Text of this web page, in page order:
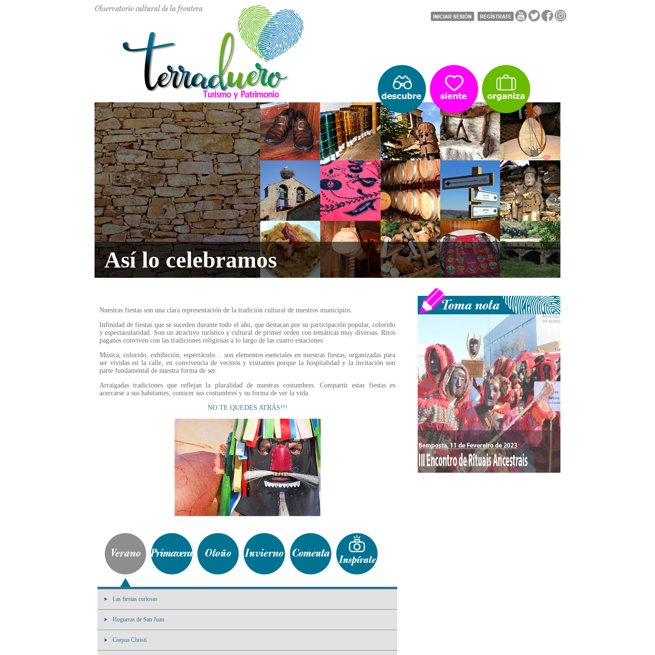
Así lo celebramos
Nuestras fiestas son una clara representación de la tradición cultural de nuestros municipios.
Infinidad de fiestas que se suceden durante todo el año, que destacan por su participación popular, colorido
y espectacularidad. Son un atractivo turístico y cultural de primer orden con temáticas muy diversas. Ritos
paganos conviven con las tradiciones religiosas a lo largo de las cuatro estaciones.
Música, colorido, exhibición, espectáculo… son elementos esenciales en nuestras fiestas, organizadas para
ser vividas en la calle, en convivencia de vecinos y visitantes porque la hospitalidad y la invitación son
parte fundamental de nuestra forma de ser.
Arraigadas tradiciones que reflejan la pluralidad de nuestras costumbres. Compartir estas fiestas es
acercarse a sus habitantes, conocer sus costumbres y su forma de ver la vida.
NO TE QUEDES ATRÁS!!!
Las fiestas curiosas
Hogueras de San Juan
Corpus Christi